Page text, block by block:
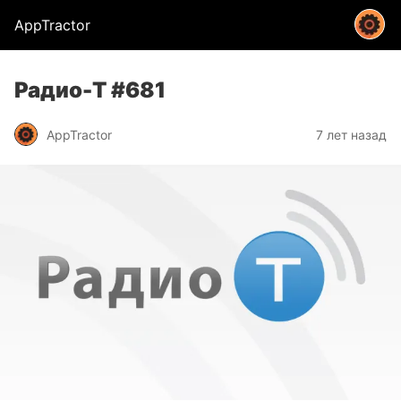
AppTractor
Радио-Т #681
AppTractor 7 лет назад